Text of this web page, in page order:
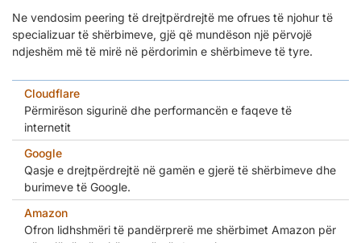
Ne vendosim peering të drejtpërdrejtë me ofrues të njohur të
specializuar të shërbimeve, gjë që mundëson një përvojë
ndjeshëm më të mirë në përdorimin e shërbimeve të tyre.
Cloudflare
Përmirëson sigurinë dhe performancën e faqeve të
internetit
Google
Qasje e drejtpërdrejtë në gamën e gjerë të shërbimeve dhe
burimeve të Google.
Amazon
Ofron lidhshmëri të pandërprerë me shërbimet Amazon për